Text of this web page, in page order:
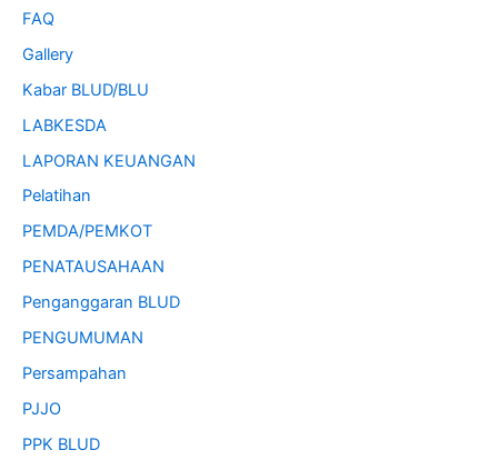
FAQ
Gallery
Kabar BLUD/BLU
LABKESDA
LAPORAN KEUANGAN
Pelatihan
PEMDA/PEMKOT
PENATAUSAHAAN
Penganggaran BLUD
PENGUMUMAN
Persampahan
PJJO
PPK BLUD